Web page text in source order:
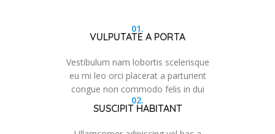
01.
VULPUTATE A PORTA
Vestibulum nam lobortis scelerisque
eu mi leo orci placerat a parturient
congue non commodo felis in dui
02.
SUSCIPIT HABITANT